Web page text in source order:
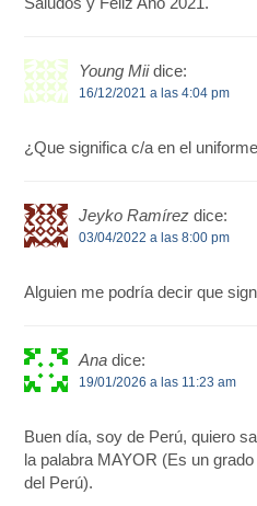
Young Mii dice:
16/12/2021 a las 4:04 pm
¿Que significa c/a en el
Jeyko Ramírez dice:
03/04/2022 a las 8:00 pm
Alguien me podría decir que
Ana dice:
19/01/2026 a las 11:23 am
Buen día, soy de Perú, quiero
la palabra MAYOR (Es un
del Perú).